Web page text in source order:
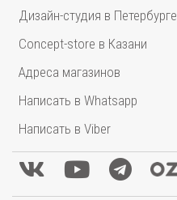
Дизайн-студия в Петербурге
Concept-store в Казани
Адреса магазинов
Написать в Whatsapp
Написать в Viber